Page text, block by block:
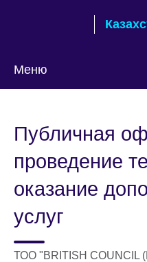
Меню
Публичная
проведение
оказание
услуг
ТОО "BRITISH COUNCIL